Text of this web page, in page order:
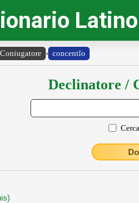
Latino
› concentĭo
Declinatore /